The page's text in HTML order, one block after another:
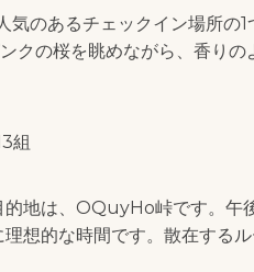
のあるチェックイン場所の
クの桜を眺めながら、香り
組
地は、OQuyHo峠です。午
想的な時間です。散在する